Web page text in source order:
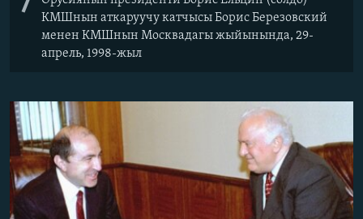
КМШнын аткаруучу катчысы Борис Березовский
менен КМШнын Москвадагы жыйынында, 29-
апрель, 1998-жыл